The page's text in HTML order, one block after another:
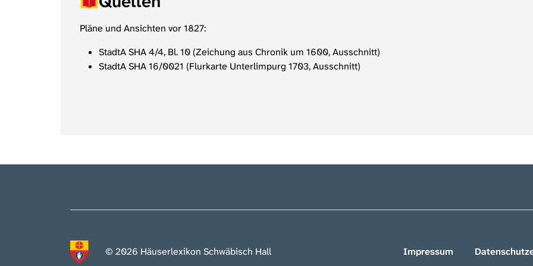
Pläne und Ansichten vor 1827:
StadtA SHA 4/4, Bl. 10 (Zeichung aus Chronik um 1600, Ausschnitt)
StadtA SHA 16/0021 (Flurkarte Unterlimpurg 1703, Ausschnitt)
© 2026 Häuserlexikon Schwäbisch Hall Impressum